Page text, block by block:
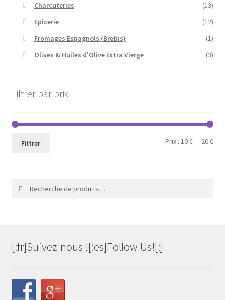
Charcuteries
(13)
Epicerie
(12)
Fromages Espagnols (Brebis)
(1)
Olives & Huiles d'Olive Extra Vierge
(3)
Filtrer par prix
Prix
Prix
Filtrer Prix :10 €— 20 €
[:fr]Suivez-nous ![:es]Follow Us![:]